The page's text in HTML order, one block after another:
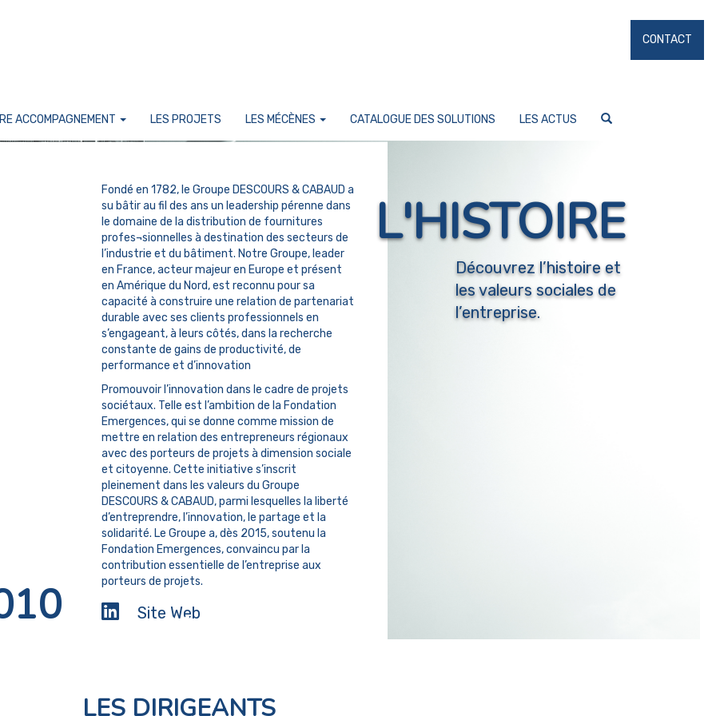
CONTACT
ACCOMPAGNEMENT LES PROJETS LES MÉCÈNES CATALOGUE DES SOLUTIONS LES ACTUS
Fondé en 1782, le Groupe DESCOURS & CABAUD a
su bâtir au fil des ans un leadership pérenne dans
le domaine de la distribution de fournitures
profes¬sionnelles à destination des secteurs de
l’industrie et du bâtiment. Notre Groupe, leader
en France, acteur majeur en Europe et présent
en Amérique du Nord, est reconnu pour sa
capacité à construire une relation de partenariat
durable avec ses clients professionnels en
s’engageant, à leurs côtés, dans la recherche
constante de gains de productivité, de
performance et d’innovation
Promouvoir l’innovation dans le cadre de projets
sociétaux. Telle est l’ambition de la Fondation
Emergences, qui se donne comme mission de
mettre en relation des entrepreneurs régionaux
avec des porteurs de projets à dimension sociale
et citoyenne. Cette initiative s’inscrit
pleinement dans les valeurs du Groupe
DESCOURS & CABAUD, parmi lesquelles la liberté
d’entreprendre, l’innovation, le partage et la
solidarité. Le Groupe a, dès 2015, soutenu la
Fondation Emergences, convaincu par la
contribution essentielle de l’entreprise aux
porteurs de projets.
Site Web
L'HISTOIRE
Découvrez l’histoire et
les valeurs sociales de
l’entreprise.
LES DIRIGEANTS